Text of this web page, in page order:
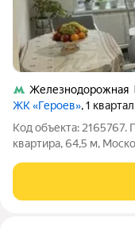
Железнодорожная
ЖК «Героев», 1
Код объекта: 2165767.
квартира, 64,5 м,
Железнодорожный,
предлагается светлая и